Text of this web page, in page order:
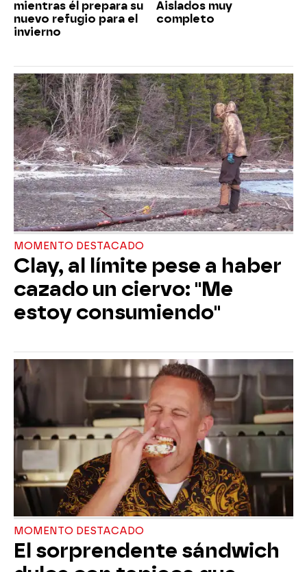
mientras él prepara su
nuevo refugio para el
invierno
Aislados muy
completo
MOMENTO DESTACADO
Clay, al límite pese a haber
cazado un ciervo: "Me
estoy consumiendo"
MOMENTO DESTACADO
El sorprendente sándwich